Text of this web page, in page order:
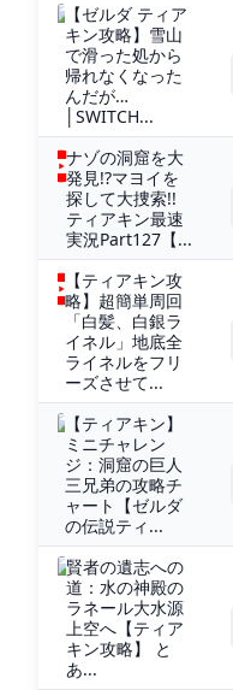
【ゼルダ ティア
キン攻略】雪山
で滑った処から
帰れなくなった
んだが…
│SWITCH...
ナゾの洞窟を大
発見!?マヨイを
探して大捜索!!
ティアキン最速
実況Part127【...
【ティアキン攻
略】超簡単周回
「白髪、白銀ラ
イネル」地底全
ライネルをフリ
ーズさせて...
【ティアキン】
ミニチャレン
ジ：洞窟の巨人
三兄弟の攻略チ
ャート【ゼルダ
の伝説ティ...
賢者の遺志への
道：水の神殿の
ラネール大水源
上空へ【ティア
キン攻略】 と
あ...